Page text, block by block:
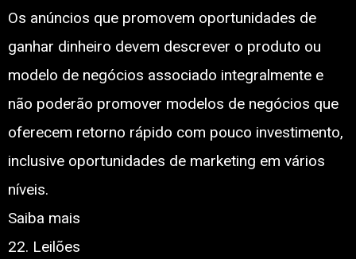
Os anúncios que promovem oportunidades de
ganhar dinheiro devem descrever o produto ou
modelo de negócios associado integralmente e
não poderão promover modelos de negócios que
oferecem retorno rápido com pouco investimento,
inclusive oportunidades de marketing em vários
níveis.
Saiba mais
22. Leilões